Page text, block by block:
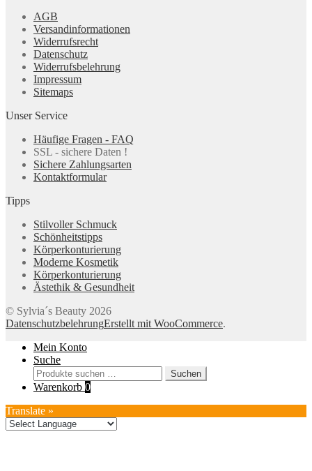
AGB
Versandinformationen
Widerrufsrecht
Datenschutz
Widerrufsbelehrung
Impressum
Sitemaps
Unser Service
Häufige Fragen - FAQ
SSL - sichere Daten !
Sichere Zahlungsarten
Kontaktformular
Tipps
Stilvoller Schmuck
Schönheitstipps
Körperkonturierung
Moderne Kosmetik
Körperkonturierung
Ästethik & Gesundheit
© Sylvia´s Beauty 2026
DatenschutzbelehrungErstellt mit WooCommerce.
Mein Konto
Suche
Suchen
nach:
Suchen
Warenkorb 0
Translate »